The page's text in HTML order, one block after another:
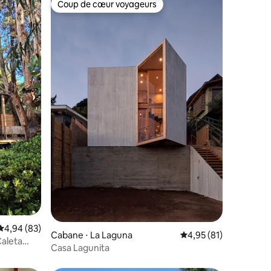
: 4,93 sur 5
moyenne sur la base de 83 commentaires : 4,94 sur 5
4,94 (83)
Coup de cœur voyageurs
Coup de cœur voyageurs
Cabane ⋅ La Laguna Évaluation moyenne
4,95 (81)
Casa Lagunita